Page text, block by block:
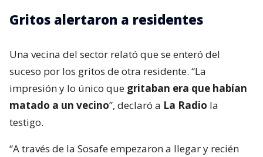
Gritos alertaron a residentes
Una vecina del sector relató que se enteró del
suceso por los gritos de otra residente. “La
impresión y lo único que gritaban era que habían
matado a un vecino”, declaró a La Radio la
testigo.
“A través de la Sosafe empezaron a llegar y recién